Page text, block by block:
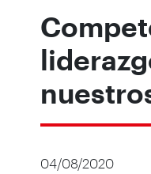
04/08/2020